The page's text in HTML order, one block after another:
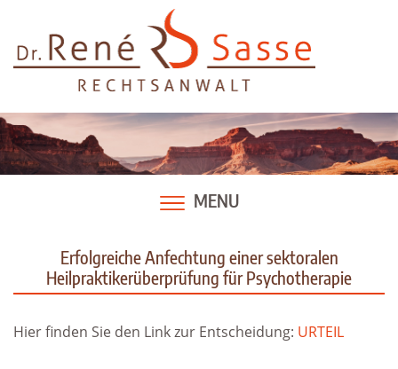
content
MENU
Erfolgreiche Anfechtung einer sektoralen
Heilpraktikerüberprüfung für Psychotherapie
Hier finden Sie den Link zur Entscheidung: URTEIL